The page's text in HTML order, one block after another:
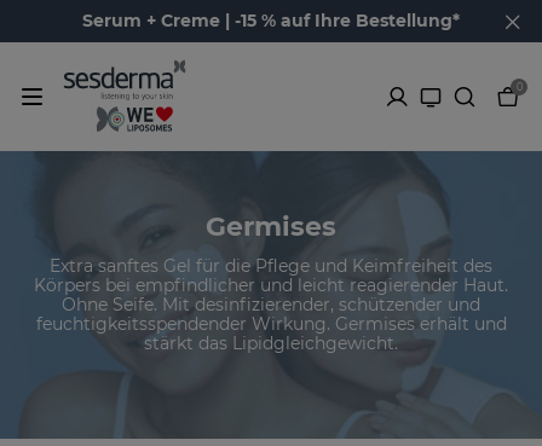
Serum + Creme | -15 % auf Ihre Bestellung*
0
Germises
Extra sanftes Gel für die Pflege und Keimfreiheit des
Körpers bei empfindlicher und leicht reagierender Haut.
Ohne Seife. Mit desinfizierender, schützender und
feuchtigkeitsspendender Wirkung. Germises erhält und
stärkt das Lipidgleichgewicht.